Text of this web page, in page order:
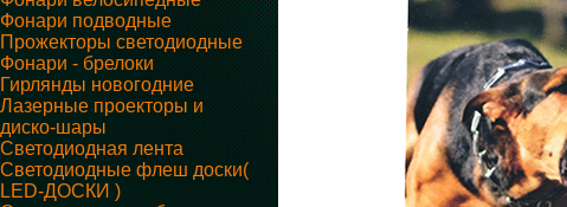
Фонари подводные
Прожекторы светодиодные
Фонари - брелоки
Гирлянды новогодние
Лазерные проекторы и
диско-шары
Светодиодная лента
Светодиодные флеш доски(
LED-ДОСКИ )